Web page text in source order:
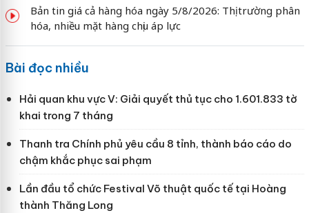
Bản tin giá cả hàng hóa ngày 5/8/2026: Thị trường phân
hóa, nhiều mặt hàng chịu áp lực
Bài đọc nhiều
Hải quan khu vực V: Giải quyết thủ tục cho 1.601.833 tờ
khai trong 7 tháng
Thanh tra Chính phủ yêu cầu 8 tỉnh, thành báo cáo do
chậm khắc phục sai phạm
Lần đầu tổ chức Festival Võ thuật quốc tế tại Hoàng
thành Thăng Long